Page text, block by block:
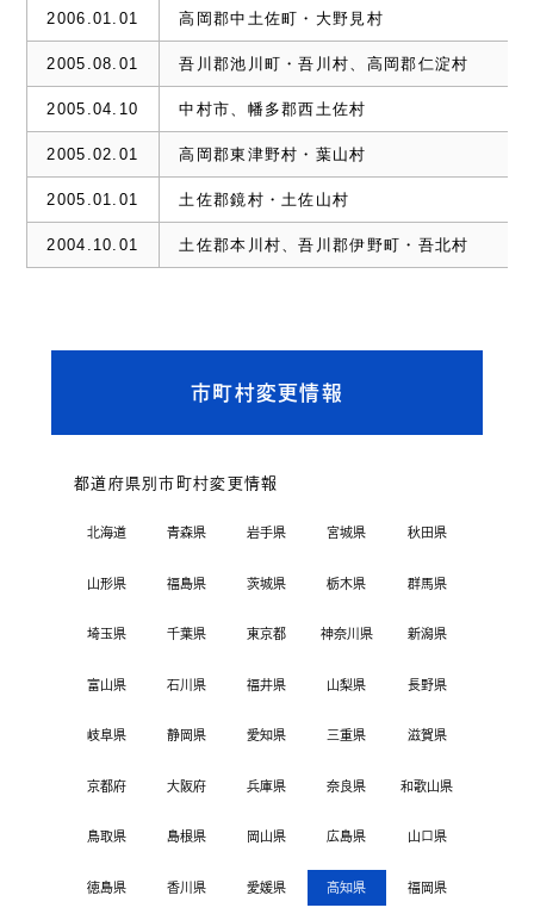
2006.01.01 高岡郡中土佐町・大野見村
2005.08.01 吾川郡池川町・吾川村、高岡郡仁淀村
2005.04.10 中村市、幡多郡西土佐村
2005.02.01 高岡郡東津野村・葉山村
2005.01.01 土佐郡鏡村・土佐山村
2004.10.01 土佐郡本川村、吾川郡伊野町・吾北村
市町村変更情報
都道府県別市町村変更情報
北海道 青森県 岩手県 宮城県 秋田県
山形県 福島県 茨城県 栃木県 群馬県
埼玉県 千葉県 東京都 神奈川県 新潟県
富山県 石川県 福井県 山梨県 長野県
岐阜県 静岡県 愛知県 三重県 滋賀県
京都府 大阪府 兵庫県 奈良県 和歌山県
鳥取県 島根県 岡山県 広島県 山口県
徳島県 香川県 愛媛県 高知県 福岡県